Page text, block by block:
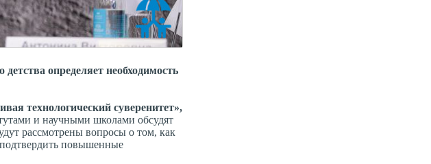
определяет необходимость
технологический суверенитет»,
и научными школами обсудят
рассмотрены вопросы о том, как
повышенные